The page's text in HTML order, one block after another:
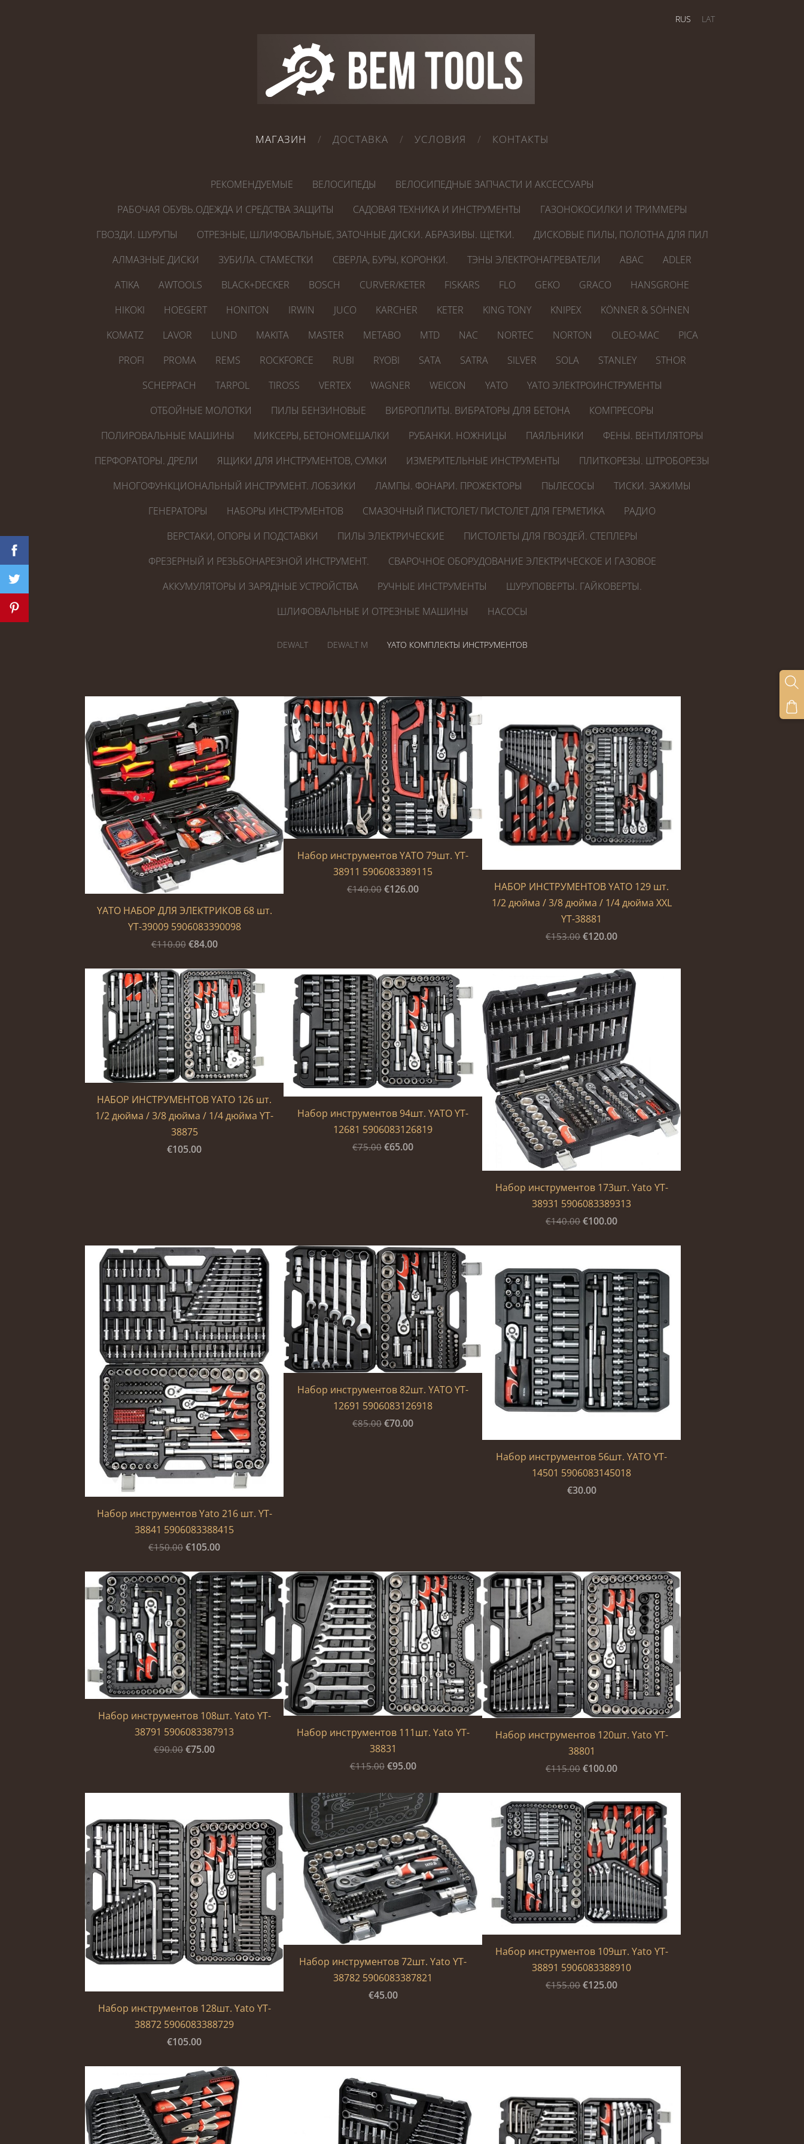
МАГАЗИН ДОСТАВКА УСЛОВИЯ КОНТАКТЫ
RUS LAT
РЕКОМЕНДУЕМЫЕ ВЕЛОСИПЕДЫ
ВЕЛОСИПЕДНЫЕ ЗАПЧАСТИ И АКСЕССУАРЫ
РАБОЧАЯ ОБУВЬ.ОДЕЖДА И СРЕДСТВА ЗАЩИТЫ
САДОВАЯ ТЕХНИКА И ИНСТРУМЕНТЫ
ГАЗОНОКОСИЛКИ И ТРИММЕРЫ
ГВОЗДИ. ШУРУПЫ
ОТРЕЗНЫЕ, ШЛИФОВАЛЬНЫЕ, ЗАТОЧНЫЕ ДИСКИ. АБРАЗИВЫ. ЩЕТКИ.
ДИСКОВЫЕ ПИЛЫ, ПОЛОТНА ДЛЯ ПИЛ
АЛМАЗНЫЕ ДИСКИ
ЗУБИЛА. СТАМЕСТКИ СВЕРЛА, БУРЫ, КОРОНКИ. ТЭНЫ ЭЛЕКТРОНАГРЕВАТЕЛИ ABAC
ADLER
ATIKA
AWTOOLS BLACK+DECKER BOSCH CURVER/KETER FISKARS FLO GEKO GRACO
HANSGROHE
HIKOKI
HOEGERT HONITON IRWIN JUCO KARCHER KETER KING TONY KNIPEX
KÖNNER & SÖHNEN
KOMATZ
LAVOR LUND MAKITA MASTER METABO MTD NAC NORTEC NORTON OLEO-MAC
PICA
PROFI
PROMA REMS ROCKFORCE RUBI RYOBI SATA SATRA SILVER SOLA STANLEY
STHOR
SCHEPPACH
TARPOL TIROSS VERTEX WAGNER WEICON YATO
YATO ЭЛЕКТРОИНСТРУМЕНТЫ
ОТБОЙНЫЕ МОЛОТКИ
ПИЛЫ БЕНЗИНОВЫЕ ВИБРОПЛИТЫ. ВИБРАТОРЫ ДЛЯ БЕТОНА
КОМПРЕСОРЫ
ПОЛИРОВАЛЬНЫЕ МАШИНЫ
МИКСЕРЫ, БЕТОНОМЕШАЛКИ РУБАНКИ. НОЖНИЦЫ ПАЯЛЬНИКИ
ФЕНЫ. ВЕНТИЛЯТОРЫ
ПЕРФОРАТОРЫ. ДРЕЛИ
ЯЩИКИ ДЛЯ ИНСТРУМЕНТОВ, СУМКИ ИЗМЕРИТЕЛЬНЫЕ ИНСТРУМЕНТЫ
ПЛИТКОРЕЗЫ. ШТРОБОРЕЗЫ
МНОГОФУНКЦИОНАЛЬНЫЙ ИНСТРУМЕНТ. ЛОБЗИКИ
ЛАМПЫ. ФОНАРИ. ПРОЖЕКТОРЫ ПЫЛЕСОСЫ
ТИСКИ. ЗАЖИМЫ
ГЕНЕРАТОРЫ
НАБОРЫ ИНСТРУМЕНТОВ СМАЗОЧНЫЙ ПИСТОЛЕТ/ ПИСТОЛЕТ ДЛЯ ГЕРМЕТИКА
РАДИО
ВЕРСТАКИ, ОПОРЫ И ПОДСТАВКИ
ПИЛЫ ЭЛЕКТРИЧЕСКИЕ
ПИСТОЛЕТЫ ДЛЯ ГВОЗДЕЙ. СТЕПЛЕРЫ
ФРЕЗЕРНЫЙ И РЕЗЬБОНАРЕЗНОЙ ИНСТРУМЕНТ.
СВАРОЧНОЕ ОБОРУДОВАНИЕ ЭЛЕКТРИЧЕСКОЕ И ГАЗОВОЕ
АККУМУЛЯТОРЫ И ЗАРЯДНЫЕ УСТРОЙСТВА
РУЧНЫЕ ИНСТРУМЕНТЫ
ШУРУПОВЕРТЫ. ГАЙКОВЕРТЫ.
ШЛИФОВАЛЬНЫЕ И ОТРЕЗНЫЕ МАШИНЫ
НАСОСЫ
DEWALT DEWALT M YATO КОМПЛЕКТЫ ИНСТРУМЕНТОВ
YATO НАБОР ДЛЯ ЭЛЕКТРИКОВ 68 шт.
YT-39009 5906083390098
€110.00 €84.00
Набор инструментов YATO 79шт. YT-
38911 5906083389115
€140.00 €126.00
НАБОР ИНСТРУМЕНТОВ YATO 129 шт.
1/2 дюйма / 3/8 дюйма / 1/4 дюйма XXL
YT-38881
€153.00 €120.00
НАБОР ИНСТРУМЕНТОВ YATO 126 шт.
1/2 дюйма / 3/8 дюйма / 1/4 дюйма YT-
38875
€105.00
Набор инструментов 94шт. YATO YT-
12681 5906083126819
€75.00 €65.00
Набор инструментов 173шт. Yato YT-
38931 5906083389313
€140.00 €100.00
Набор инструментов Yato 216 шт. YT-
38841 5906083388415
€150.00 €105.00
Набор инструментов 82шт. YATO YT-
12691 5906083126918
€85.00 €70.00
Набор инструментов 56шт. YATO YT-
14501 5906083145018
€30.00
Набор инструментов 108шт. Yato YT-
38791 5906083387913
€90.00 €75.00
Набор инструментов 111шт. Yato YT-
38831
€115.00 €95.00
Набор инструментов 120шт. Yato YT-
38801
€115.00 €100.00
Набор инструментов 128шт. Yato YT-
38872 5906083388729
€105.00
Набор инструментов 72шт. Yato YT-
38782 5906083387821
€45.00
Набор инструментов 109шт. Yato YT-
38891 5906083388910
€155.00 €125.00